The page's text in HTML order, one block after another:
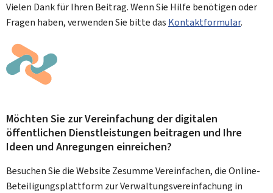
Vielen Dank für Ihren Beitrag. Wenn Sie Hilfe benötigen oder
Fragen haben, verwenden Sie bitte das Kontaktformular.
Möchten Sie zur Vereinfachung der digitalen
öffentlichen Dienstleistungen beitragen und Ihre
Ideen und Anregungen einreichen?
Besuchen Sie die Website Zesumme Vereinfachen, die Online-
Beteiligungsplattform zur Verwaltungsvereinfachung in